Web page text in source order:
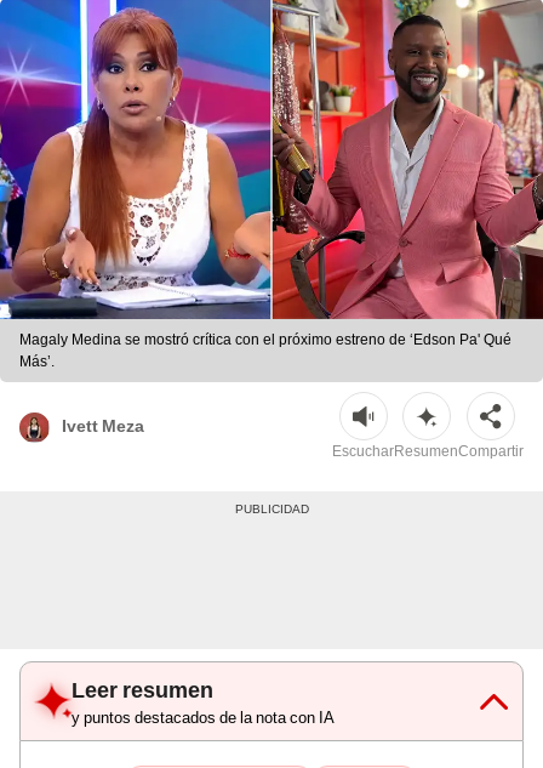
Magaly Medina se mostró crítica con el próximo estreno de ‘Edson Pa' Qué
Más’.
Ivett Meza
EscucharResumenCompartir
Leer resumen
y puntos destacados de la nota con IA